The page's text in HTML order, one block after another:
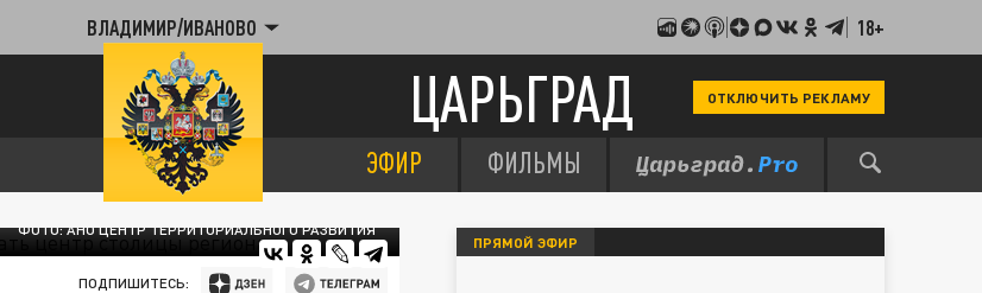
ВЛАДИМИР/ИВАНОВО 18+
ЦАРЬГРАД ОТКЛЮЧИТЬ РЕКЛАМУ
ЭФИР ФИЛЬМЫ
ФОТО: АНО ЦЕНТР ТЕРРИТОРИАЛЬНОГО РАЗВИТИЯ
ПОДПИШИТЕСЬ:
ПРЯМОЙ ЭФИР